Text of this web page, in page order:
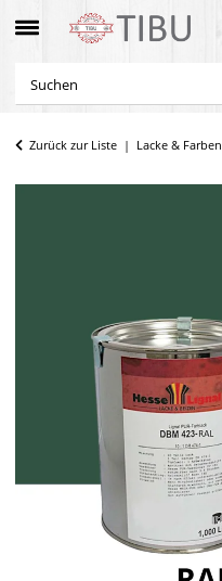
Zurück zur Liste Lacke & Farben